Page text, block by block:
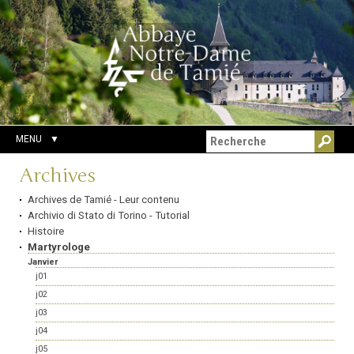
Aller
au
contenu.
|
Aller
à
la
navigation
Outils
personnels
Chercher par
Recherche
avancée…
MENU
Navigation
Archives
Archives de Tamié - Leur contenu
Archivio di Stato di Torino - Tutorial
Histoire
Martyrologe
Janvier
j01
j02
j03
j04
j05